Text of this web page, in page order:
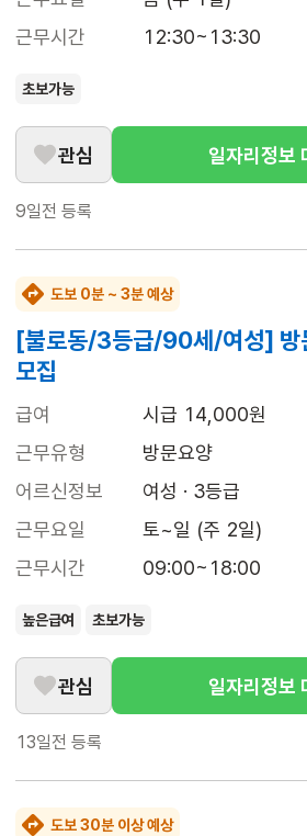
근무시간
12:30~13:30
초보가능
관심 일자리정보
9일전 등록
도보 0분 ~ 3분 예상
[불로동/3등급/90세/여성] 방
모집
급여
시급 14,000원
근무유형
방문요양
어르신정보
여성 · 3등급
근무요일
토~일 (주 2일)
근무시간
09:00~18:00
높은급여 초보가능
관심 일자리정보
13일전 등록
도보 30분 이상 예상